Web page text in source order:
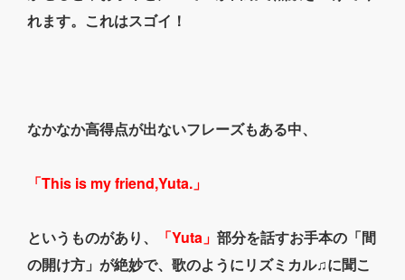
れます。これはスゴイ！
なかなか高得点が出ないフレーズもある中、
「This is my friend,Yuta.」
というものがあり、 「Yuta」 部分を話すお手本の「間
の開け方」が絶妙で、歌のようにリズミカル♫に聞こ